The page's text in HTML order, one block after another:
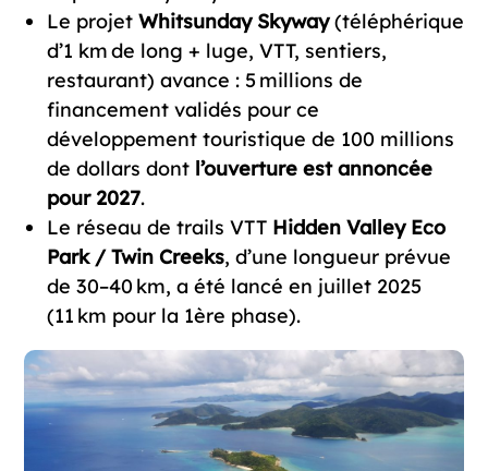
Le projet Whitsunday Skyway(téléphérique
d’1 km de long + luge, VTT, sentiers,
restaurant) avance : 5 millions de
financement validés pour ce
développement touristique de 100 millions
de dollars dont l’ouverture est annoncée
pour 2027.
Le réseau de trails VTT Hidden Valley Eco
Park / Twin Creeks, d’une longueur prévue
de 30–40 km, a été lancé en juillet 2025
(11 km pour la 1ère phase).